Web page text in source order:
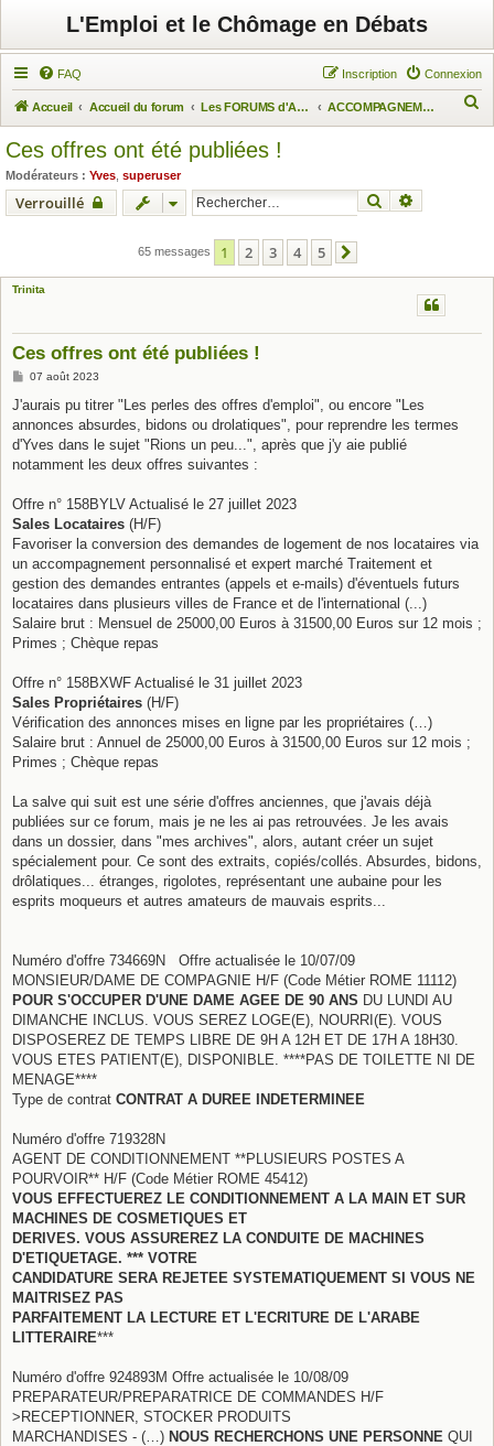
L'Emploi et le Chômage en Débats
FAQ Connexion
Inscription
Accueil Accueil du forum Les FORUMS d'Actuchômage ACCOMPAGNEMENT DES CHÔMEURS
Ces offres ont été publiées !
Modérateurs : Yves superuser
Verrouillé Rechercher
65 messages 1 2 3 4 5
Trinita
Ces offres ont été publiées !
M
s
a
g
07 août 2023
J'aurais pu titrer "Les perles des offres d'emploi", ou encore "Les
annonces absurdes, bidons ou drolatiques", pour reprendre les termes
d'Yves dans le sujet "Rions un peu...", après que j'y aie publié
notamment les deux offres suivantes :
Offre n° 158BYLV Actualisé le 27 juillet 2023
Sales Locataires (H/F)
Favoriser la conversion des demandes de logement de nos locataires via
un accompagnement personnalisé et expert marché Traitement et
gestion des demandes entrantes (appels et e-mails) d'éventuels futurs
locataires dans plusieurs villes de France et de l'international (...)
Salaire brut : Mensuel de 25000,00 Euros à 31500,00 Euros sur 12 mois ;
Primes ; Chèque repas
Offre n° 158BXWF Actualisé le 31 juillet 2023
Sales Propriétaires (H/F)
Vérification des annonces mises en ligne par les propriétaires (…)
Salaire brut : Annuel de 25000,00 Euros à 31500,00 Euros sur 12 mois ;
Primes ; Chèque repas
La salve qui suit est une série d'offres anciennes, que j'avais déjà
publiées sur ce forum, mais je ne les ai pas retrouvées. Je les avais
dans un dossier, dans "mes archives", alors, autant créer un sujet
spécialement pour. Ce sont des extraits, copiés/collés. Absurdes, bidons,
drôlatiques... étranges, rigolotes, représentant une aubaine pour les
esprits moqueurs et autres amateurs de mauvais esprits...
Numéro d'offre 734669N Offre actualisée le 10/07/09
MONSIEUR/DAME DE COMPAGNIE H/F (Code Métier ROME 11112)
POUR S'OCCUPER D'UNE DAME AGEE DE 90 ANS DU LUNDI AU
DIMANCHE INCLUS. VOUS SEREZ LOGE(E), NOURRI(E). VOUS
DISPOSEREZ DE TEMPS LIBRE DE 9H A 12H ET DE 17H A 18H30.
VOUS ETES PATIENT(E), DISPONIBLE. ****PAS DE TOILETTE NI DE
MENAGE****
Type de contrat CONTRAT A DUREE INDETERMINEE
Numéro d'offre 719328N
AGENT DE CONDITIONNEMENT **PLUSIEURS POSTES A
POURVOIR** H/F (Code Métier ROME 45412)
VOUS EFFECTUEREZ LE CONDITIONNEMENT A LA MAIN ET SUR
MACHINES DE COSMETIQUES ET
DERIVES. VOUS ASSUREREZ LA CONDUITE DE MACHINES
D'ETIQUETAGE. *** VOTRE
CANDIDATURE SERA REJETEE SYSTEMATIQUEMENT SI VOUS NE
MAITRISEZ PAS
PARFAITEMENT LA LECTURE ET L'ECRITURE DE L'ARABE
LITTERAIRE***
Numéro d'offre 924893M Offre actualisée le 10/08/09
PREPARATEUR/PREPARATRICE DE COMMANDES H/F
>RECEPTIONNER, STOCKER PRODUITS
MARCHANDISES - (…) NOUS RECHERCHONS UNE PERSONNE QUI